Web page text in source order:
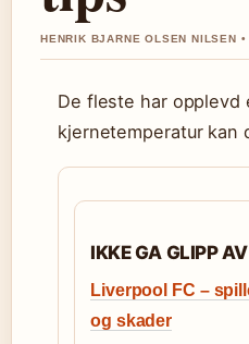
HENRIK BJARNE OLSEN NILSEN
De fleste har
kjernetemperatur kan
IKKE GA GLIPP
Liverpool FC –
og skader